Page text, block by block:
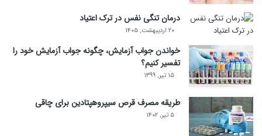
درمان تنگی نفس در ترک اعتیاد
۲۰ اردیبهشت, ۱۴۰۵
خواندن جواب آزمایش، چگونه جواب آزمایش خود را
تفسیر کنیم؟
۱۵ تیر, ۱۳۹۹
طریقه مصرف قرص سیپروهپتادین برای چاقی
۵ تیر, ۱۴۰۲